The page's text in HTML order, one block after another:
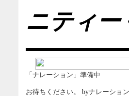
ニティー
「ナレーション」準備中
お待ちください。 byナレーション